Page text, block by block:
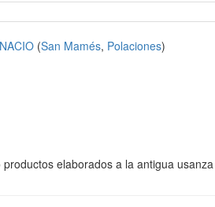
(San Mamés, Polaciones)
elaborados a la antigua